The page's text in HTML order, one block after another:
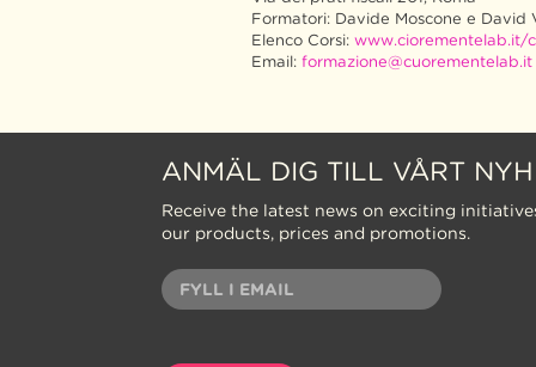
Formatori: Davide Moscone e David
Elenco Corsi: www.ciorementelab.it/
Email: formazione@cuorementelab.it
ANMÄL DIG TILL VÅRT
Receive the latest news on exciting
our products, prices and promotions.